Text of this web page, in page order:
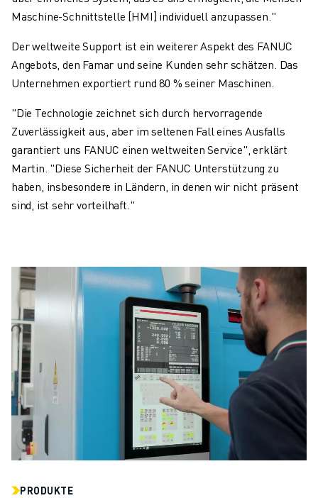
Maschine-Schnittstelle [HMI] individuell anzupassen."
Der weltweite Support ist ein weiterer Aspekt des FANUC
Angebots, den Famar und seine Kunden sehr schätzen. Das
Unternehmen exportiert rund 80 % seiner Maschinen.
"Die Technologie zeichnet sich durch hervorragende
Zuverlässigkeit aus, aber im seltenen Fall eines Ausfalls
garantiert uns FANUC einen weltweiten Service", erklärt
Martin. "Diese Sicherheit der FANUC Unterstützung zu
haben, insbesondere in Ländern, in denen wir nicht präsent
sind, ist sehr vorteilhaft."
PRODUKTE